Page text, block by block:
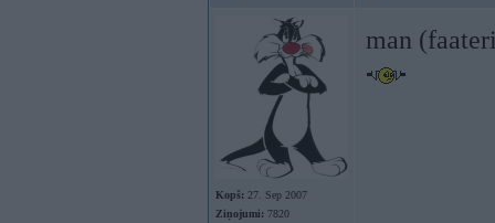
Kopš: 27. Sep 2007
Ziņojumi: 7820
man